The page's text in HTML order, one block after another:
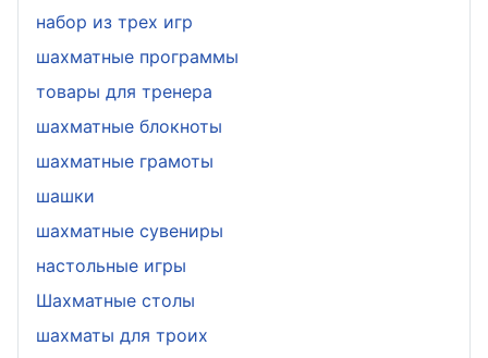
набор из трех игр
шахматные программы
товары для тренера
шахматные блокноты
шахматные грамоты
шашки
шахматные сувениры
настольные игры
Шахматные столы
шахматы для троих